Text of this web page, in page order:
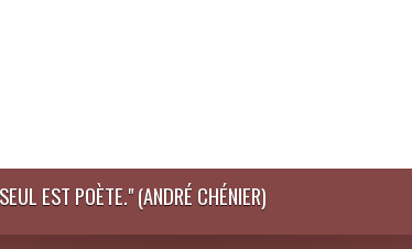
EST POÈTE." (ANDRÉ CHÉNIER)